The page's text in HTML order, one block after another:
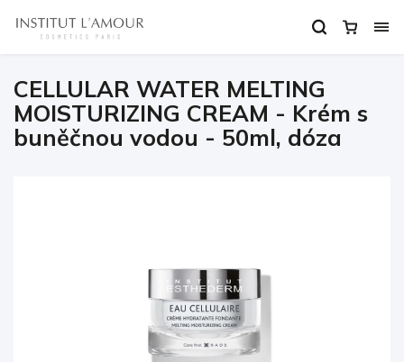
CELLULAR WATER MELTING
MOISTURIZING CREAM - Krém s
buněčnou vodou - 50ml, dóza